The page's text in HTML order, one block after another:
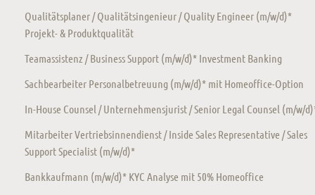
Qualitätsplaner / Qualitätsingenieur / Quality Engineer (m/w/d)*
Projekt- & Produktqualität
Teamassistenz / Business Support (m/w/d)* Investment Banking
Sachbearbeiter Personalbetreuung (m/w/d)* mit Homeoffice-Option
In-House Counsel / Unternehmensjurist / Senior Legal Counsel (m/w/
Mitarbeiter Vertriebsinnendienst / Inside Sales Representative / Sales
Support Specialist (m/w/d)*
Bankkaufmann (m/w/d)* KYC Analyse mit 50% Homeoffice